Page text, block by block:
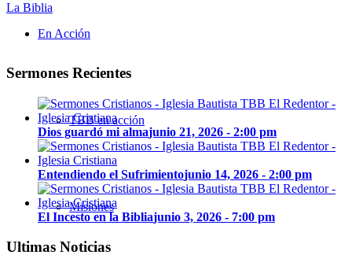
En Acción
TBB en acción
Misiones
La Biblia
Sermones Recientes
Dios guardó mi almajunio 21, 2026 - 2:00 pm
Entendiendo el Sufrimientojunio 14, 2026 - 2:00 pm
El Incesto en la Bibliajunio 3, 2026 - 7:00 pm
Ultimas Noticias